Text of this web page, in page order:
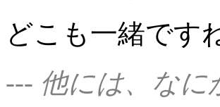
どこも一緒です
--- 他には、なに